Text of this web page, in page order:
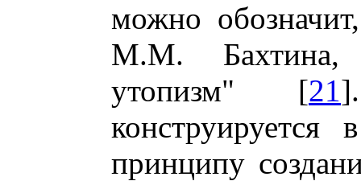
можно
М.М. Бахтина,
утопизм" [21
принципу